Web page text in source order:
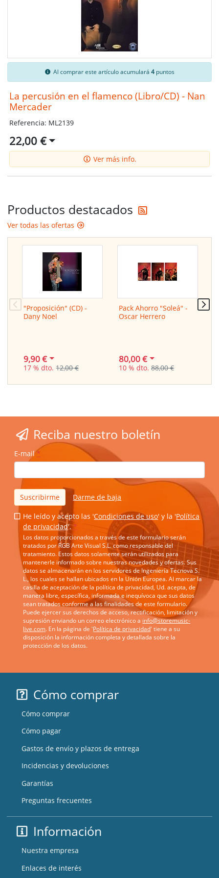
Al comprar este artículo acumulará 4puntos
La percusión en el flamenco (Libro/CD) - Nan
Mercader
Referencia: ML2139
22,00 €
Ver más info.
Productos destacados
Ver todas las ofertas
"Proposición" (CD) -
Dany Noel
9,90 €
17 % dto. 12,00 €
Pack Ahorro "Soleá" -
Oscar Herrero
80,00 €
10 % dto. 88,00 €
Reciba nuestro boletín
E-mail *
Suscribirme Darme de baja
He leído y acepto las 'Condiciones de uso' y la 'Política
de privacidad'.*
Los datos proporcionados a través de este formulario serán
tratados por RGB Arte Visual S.L. como responsable del
tratamiento. Estos datos solamente serán utilizados para
mantenerle informado sobre nuestras novedades y ofertas. Sus
datos se almacenarán en los servidores de Ingeniería Tecnova S.
L., los cuales se hallan ubicados en la Unión Europea. Al marcar la
casilla de aceptación de la política de privacidad, Ud. acepta, de
manera libre, específica, informada e inequívoca que sus datos
sean tratados conforme a las finalidades de este formulario.
Puede ejercer sus derechos de acceso, rectificación, limitación y
supresión enviando un correo electrónico a info@storemusic-
live.com. En la página de 'Política de privacidad' tiene a su
disposición la información completa y detallada sobre la
protección de los datos.
Cómo comprar
Cómo comprar
Cómo pagar
Gastos de envío y plazos de entrega
Incidencias y devoluciones
Garantías
Preguntas frecuentes
Información
Nuestra empresa
Enlaces de interés